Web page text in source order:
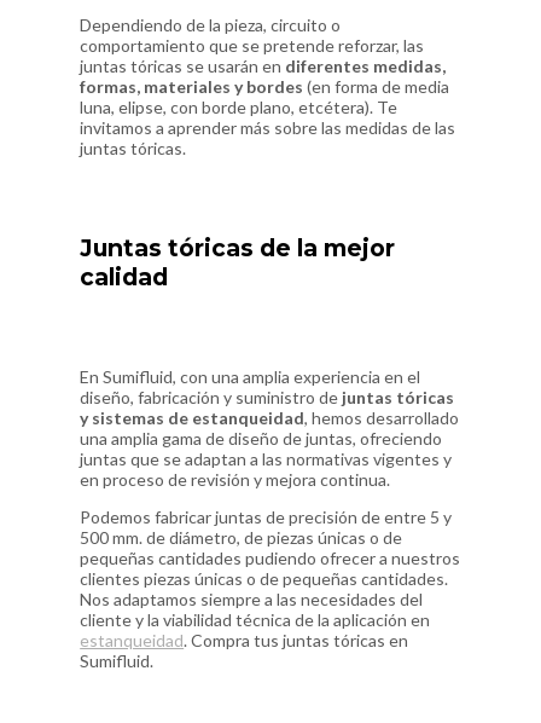
Dependiendo de la pieza, circuito o
comportamiento que se pretende reforzar, las
juntas tóricas se usarán en diferentes medidas,
formas, materiales y bordes (en forma de media
luna, elipse, con borde plano, etcétera). Te
invitamos a aprender más sobre lasmedidas de las
juntas tóricas.
Juntas tóricas de la mejor
calidad
En Sumifluid, con una amplia experiencia en el
diseño, fabricación y suministro de juntas tóricas
y sistemas de estanqueidad, hemos desarrollado
una amplia gama de diseño de juntas, ofreciendo
juntas que se adaptan a las normativas vigentes y
en proceso de revisión y mejora continua.
Podemos fabricar juntas de precisión de entre 5 y
500 mm. de diámetro, de piezas únicas o de
pequeñas cantidades pudiendo ofrecer a nuestros
clientes piezas únicas o de pequeñas cantidades.
Nos adaptamos siempre a las necesidades del
cliente y la viabilidad técnica de la aplicación en
estanqueidad. Compra tus juntas tóricas en
Sumifluid.